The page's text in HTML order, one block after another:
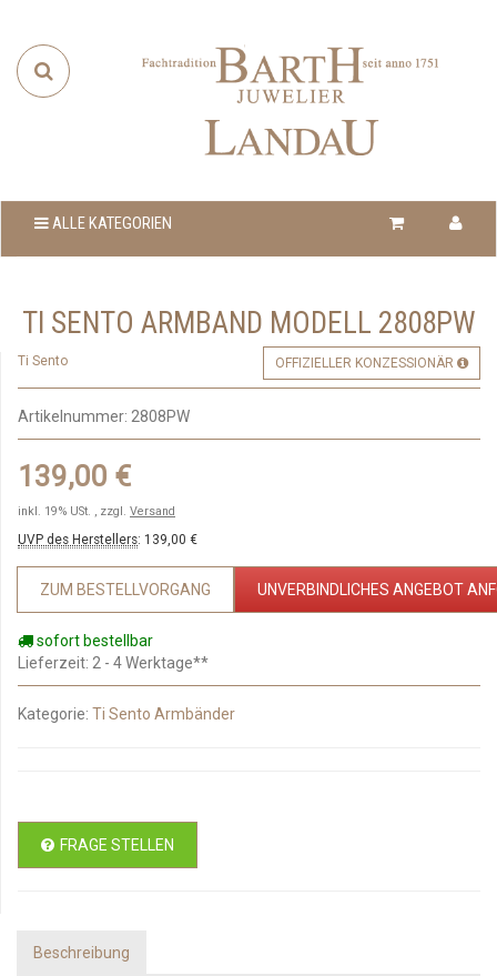
ALLE KATEGORIEN
TI SENTO ARMBAND MODELL 2808PW
Ti Sento OFFIZIELLER KONZESSIONÄR
Artikelnummer: 2808PW
139,00 €
inkl. 19% USt. , zzgl. Versand
UVP des Herstellers: 139,00 €
ZUM BESTELLVORGANG UNVERBINDLICHES ANGEBOT
sofort bestellbar
Lieferzeit: 2 - 4 Werktage**
Kategorie: Ti Sento Armbänder
FRAGE STELLEN
Beschreibung